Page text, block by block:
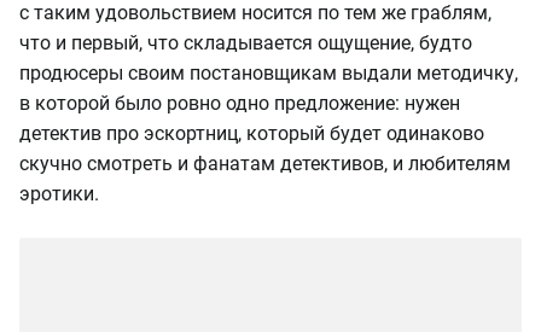
с таким удовольствием носится по тем же граблям,
что и первый, что складывается ощущение, будто
продюсеры своим постановщикам выдали методичку,
в которой было ровно одно предложение: нужен
детектив про эскортниц, который будет одинаково
скучно смотреть и фанатам детективов, и любителям
эротики.